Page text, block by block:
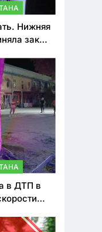
Нижняя
закон
в ДТП в